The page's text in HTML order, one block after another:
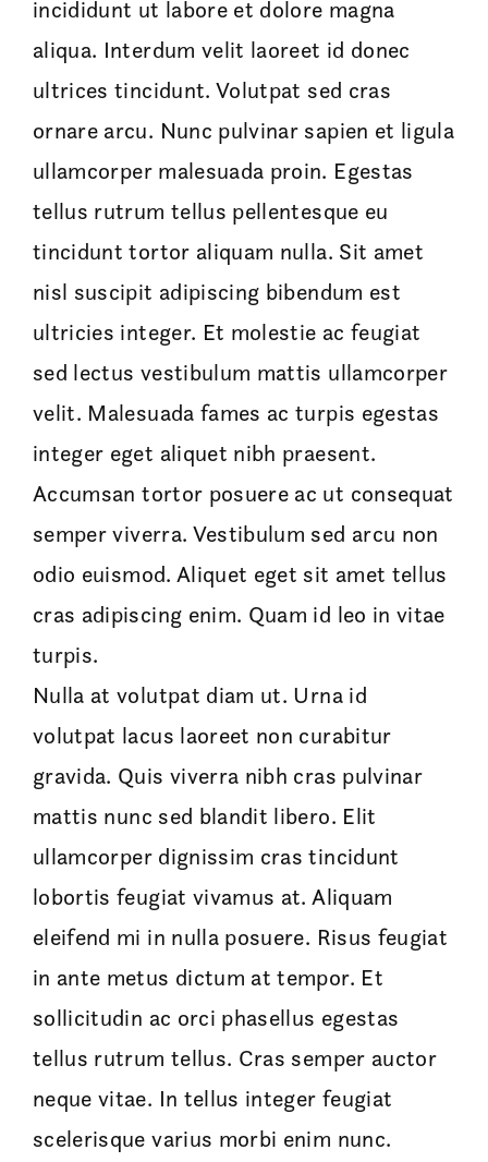
incididunt ut labore et dolore magna
aliqua. Interdum velit laoreet id donec
ultrices tincidunt. Volutpat sed cras
ornare arcu. Nunc pulvinar sapien et ligula
ullamcorper malesuada proin. Egestas
tellus rutrum tellus pellentesque eu
tincidunt tortor aliquam nulla. Sit amet
nisl suscipit adipiscing bibendum est
ultricies integer. Et molestie ac feugiat
sed lectus vestibulum mattis ullamcorper
velit. Malesuada fames ac turpis egestas
integer eget aliquet nibh praesent.
Accumsan tortor posuere ac ut consequat
semper viverra. Vestibulum sed arcu non
odio euismod. Aliquet eget sit amet tellus
cras adipiscing enim. Quam id leo in vitae
turpis.
Nulla at volutpat diam ut. Urna id
volutpat lacus laoreet non curabitur
gravida. Quis viverra nibh cras pulvinar
mattis nunc sed blandit libero. Elit
ullamcorper dignissim cras tincidunt
lobortis feugiat vivamus at. Aliquam
eleifend mi in nulla posuere. Risus feugiat
in ante metus dictum at tempor. Et
sollicitudin ac orci phasellus egestas
tellus rutrum tellus. Cras semper auctor
neque vitae. In tellus integer feugiat
scelerisque varius morbi enim nunc.